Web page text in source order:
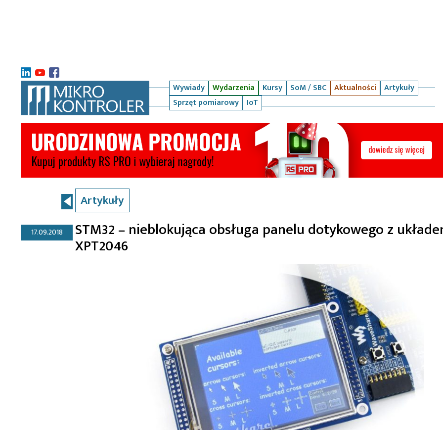
Wywiady Wydarzenia Kursy SoM / SBC Aktualności
Artykuły
Sprzęt pomiarowy
IoT
Artykuły
17.09.2018 STM32 – nieblokująca obsługa panelu dotykowego z
XPT2046